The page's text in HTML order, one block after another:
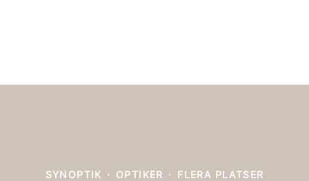
SYNOPTIK · OPTIKER · FLERA PLATSER